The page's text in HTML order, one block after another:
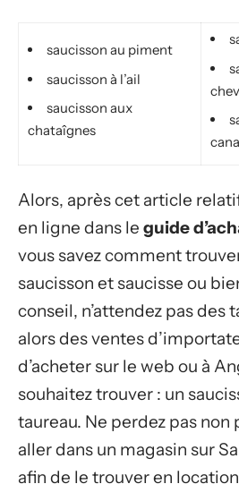
saucisson au piment
saucisson à l’ail
saucisson aux
chataîgnes
Alors, après cet article
en ligne dans le guide
vous savez comment
saucisson et saucisse ou
conseil, n’attendez pas des
alors des ventes
d’acheter sur le web ou à
souhaitez trouver : un
taureau. Ne perdez pas non
aller dans un magasin sur
afin de le trouver en